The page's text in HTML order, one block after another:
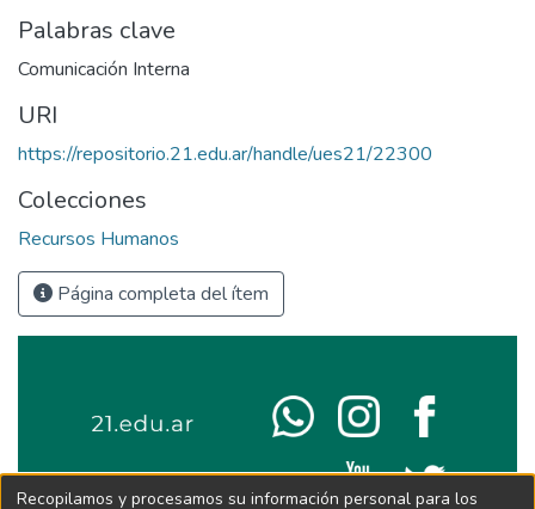
Palabras clave
Comunicación Interna
URI
https://repositorio.21.edu.ar/handle/ues21/22300
Colecciones
Recursos Humanos
Página completa del ítem
Recopilamos y procesamos su información personal para los